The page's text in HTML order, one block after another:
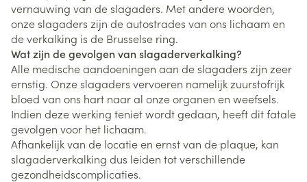
vernauwing van de slagaders. Met andere woorden,
onze slagaders zijn de autostrades van ons lichaam en
de verkalking is de Brusselse ring.
Wat zijn de gevolgen van slagaderverkalking?
Alle medische aandoeningen aan de slagaders zijn zeer
ernstig. Onze slagaders vervoeren namelijk zuurstofrijk
bloed van ons hart naar al onze organen en weefsels.
Indien deze werking teniet wordt gedaan, heeft dit fatale
gevolgen voor het lichaam.
Afhankelijk van de locatie en ernst van de plaque, kan
slagaderverkalking dus leiden tot verschillende
gezondheidscomplicaties.